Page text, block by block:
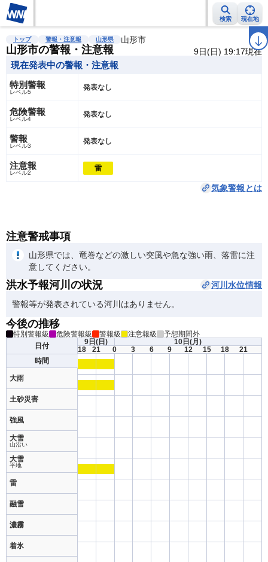
検索 現在地
雨雲レーダー 台風情報 地震情報 ラ
トップ 警報・注意報 山形県 山形市
山形市の警報・注意報 9日(日) 19:17現在
現在発表中の警報・注意報
特別警報
レベル5 発表なし
危険警報
レベル4 発表なし
警報
レベル3 発表なし
注意報
レベル2 雷
気象警報とは
注意警戒事項
山形県では、竜巻などの激しい突風や急な強い雨、落雷に注
意してください。
洪水予報河川の状況
河川水位情報
警報等が発表されている河川はありません。
今後の推移
特別警報級 危険警報級 警報級 注意報級
予想期間外
日付
時間
大雨
土砂災害
強風
大雪
山沿い
大雪
平地
雷
融雪
濃霧
着氷
9日 (日)
18
21
10日(月)
0
3 6 9 12 15 18 21